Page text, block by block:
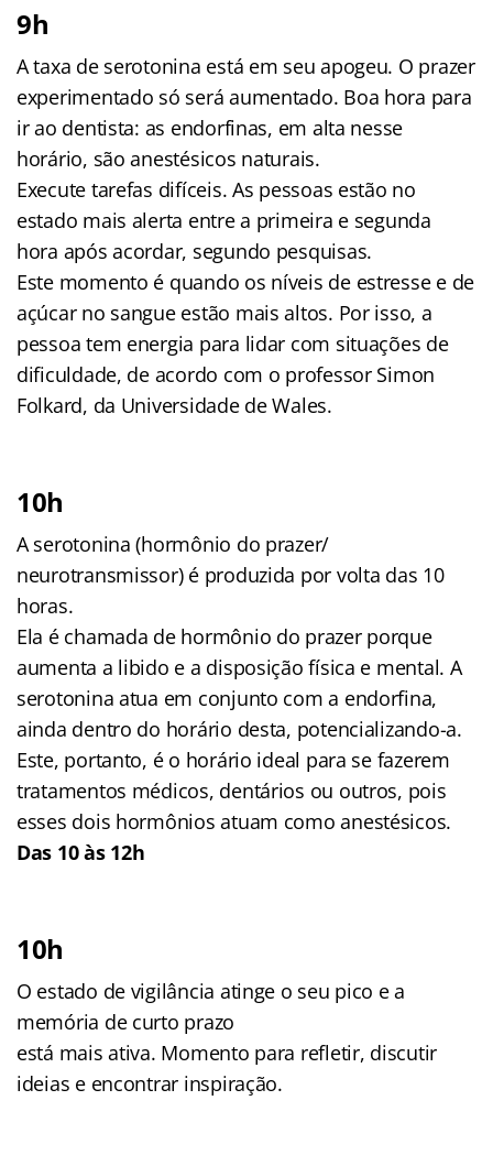
9h
A taxa de serotonina está em seu apogeu. O prazer
experimentado só será aumentado. Boa hora para
ir ao dentista: as endorfinas, em alta nesse
horário, são anestésicos naturais.
Execute tarefas difíceis. As pessoas estão no
estado mais alerta entre a primeira e segunda
hora após acordar, segundo pesquisas.
Este momento é quando os níveis de estresse e de
açúcar no sangue estão mais altos. Por isso, a
pessoa tem energia para lidar com situações de
dificuldade, de acordo com o professor Simon
Folkard, da Universidade de Wales.
10h
A serotonina (hormônio do prazer/
neurotransmissor) é produzida por volta das 10
horas.
Ela é chamada de hormônio do prazer porque
aumenta a libido e a disposição física e mental. A
serotonina atua em conjunto com a endorfina,
ainda dentro do horário desta, potencializando-a.
Este, portanto, é o horário ideal para se fazerem
tratamentos médicos, dentários ou outros, pois
esses dois hormônios atuam como anestésicos.
Das 10 às 12h
10h
O estado de vigilância atinge o seu pico e a
memória de curto prazo
está mais ativa. Momento para refletir, discutir
ideias e encontrar inspiração.